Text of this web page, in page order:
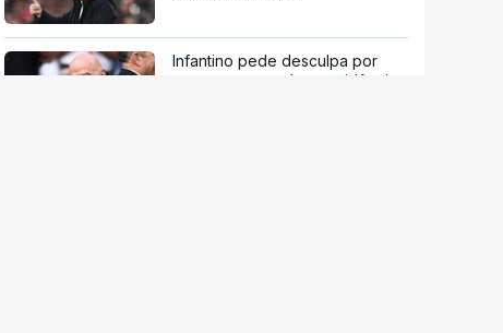
Infantino pede desculpa por
erros, mas mantém presidência